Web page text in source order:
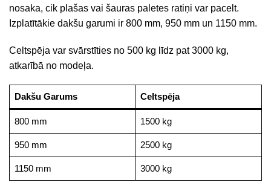
nosaka, cik plašas vai šauras paletes ratiņi var pacelt.
Izplatītākie dakšu garumi ir 800 mm, 950 mm un 1150 mm.
Celtspēja var svārstīties no 500 kg līdz pat 3000 kg,
atkarībā no modeļa.
Dakšu Garums Celtspēja
800 mm 1500 kg
950 mm 2500 kg
1150 mm 3000 kg